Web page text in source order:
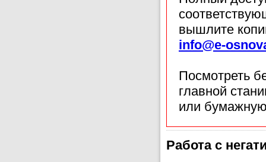
вышлите
info@e-
Посмотреть
главной
или
Работа с